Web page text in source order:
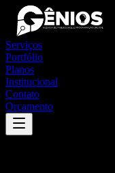
Serviços
Portfólio
Planos
Institucional
Contato
Orçamento